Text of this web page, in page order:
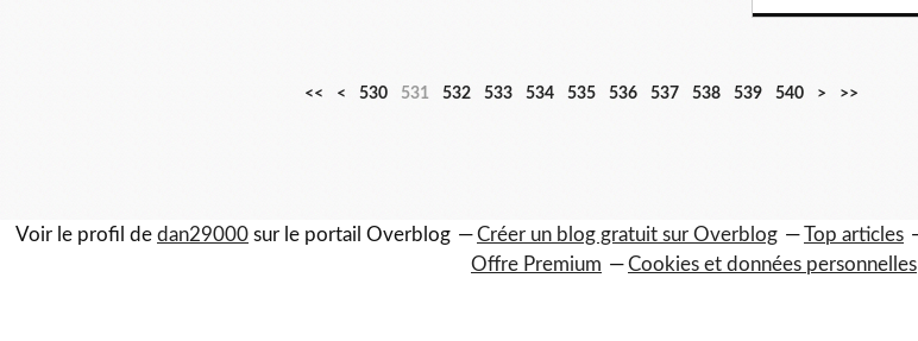
<< <
5
5
5
530 531 532 533 534 535 536 537 538 539 540
5
5
5
5
5
6
7
8
9
1
1
1
> >>
Voir le profil de dan29000 sur le portail Overblog Créer un blog gratuit sur Overblog Top articles
Offre Premium
Cookies et données personnelles